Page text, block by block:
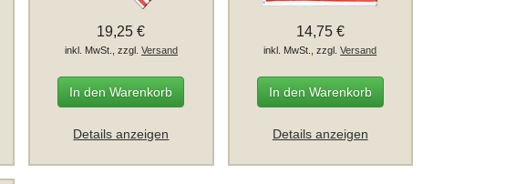
19,25 €
inkl. MwSt., zzgl. Versand
In den Warenkorb
Details anzeigen
14,75 €
inkl. MwSt., zzgl.Versand
In den Warenkorb
Details anzeigen